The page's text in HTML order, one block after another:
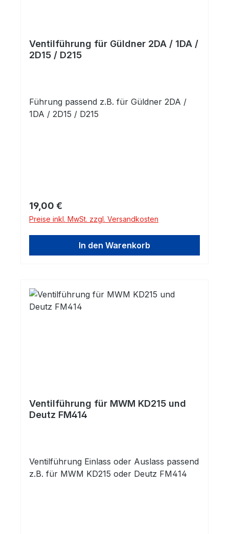
Ventilführung für Güldner 2DA / 1DA /
2D15 / D215
Führung passend z.B. für Güldner 2DA /
1DA / 2D15 / D215
Regulärer Preis:
19,00 €
Preise inkl. MwSt. zzgl. Versandkosten
In den Warenkorb
Ventilführung für MWM KD215 und
Deutz FM414
Ventilführung Einlass oder Auslass passend
z.B. für MWM KD215 oder Deutz FM414